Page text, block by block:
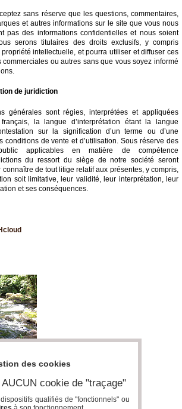
sans réserve que les questions, commentaires,
et autres informations sur le site que vous nous
pas des informations confidentielles et nous soient
serons titulaires des droits exclusifs, y compris
intellectuelle, et pourra utiliser et diffuser ces
ou autres sans que vous soyez informé
de juridiction
générales sont régies, interprétées et appliquées
la langue d’interprétation étant la langue
sur la signification d’un terme ou d’une
conditions de vente et d’utilisation. Sous réserve des
applicables en matière de compétence
du ressort du siège de notre société seront
de tout litige relatif aux présentes, y compris,
soit limitative, leur validité, leur interprétation, leur
et ses conséquences.
des cookies
cookie de "traçage"
qualifiés de "fonctionnels" ou